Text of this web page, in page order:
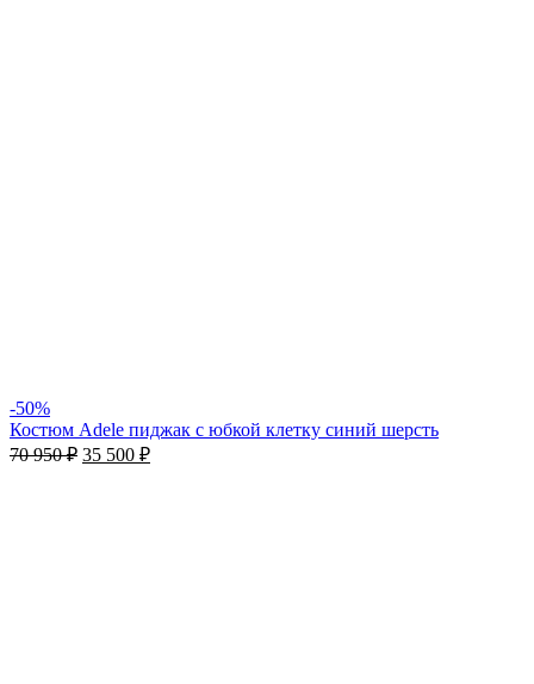
-50%
Костюм Adele пиджак с юбкой клетку синий шерсть
70 950₽ 35 500 ₽